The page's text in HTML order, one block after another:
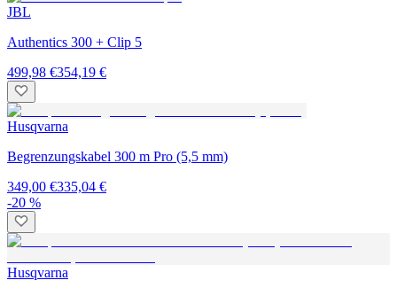
JBL
Authentics 300 + Clip 5
499,98 €354,19 €
Husqvarna
Begrenzungskabel 300 m Pro (5,5 mm)
349,00 €335,04 €
-20 %
Husqvarna